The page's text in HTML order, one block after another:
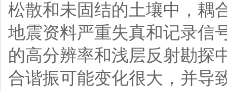
松散和未固结的土壤中，耦
地震资料严重失真和记录信
的高分辨率和浅层反射勘探
合谐振可能变化很大，并导